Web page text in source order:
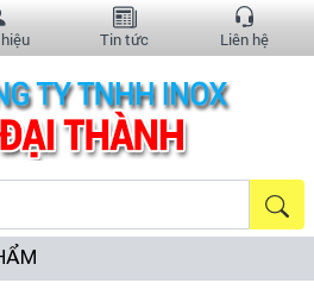
Tin tức Liên hệ